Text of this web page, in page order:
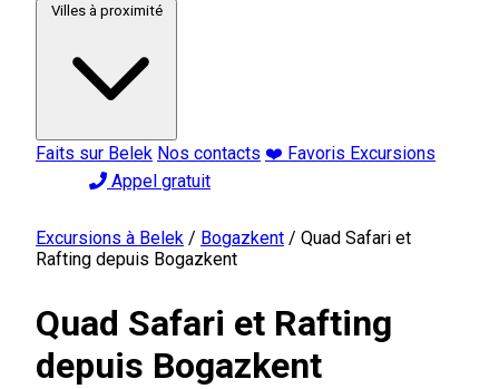
Villes à proximité
Faits sur Belek Nos contacts ❤️ Favoris Excursions
Appel gratuit
Excursions à Belek / Bogazkent / Quad Safari et
Rafting depuis Bogazkent
Quad Safari et Rafting
depuis Bogazkent